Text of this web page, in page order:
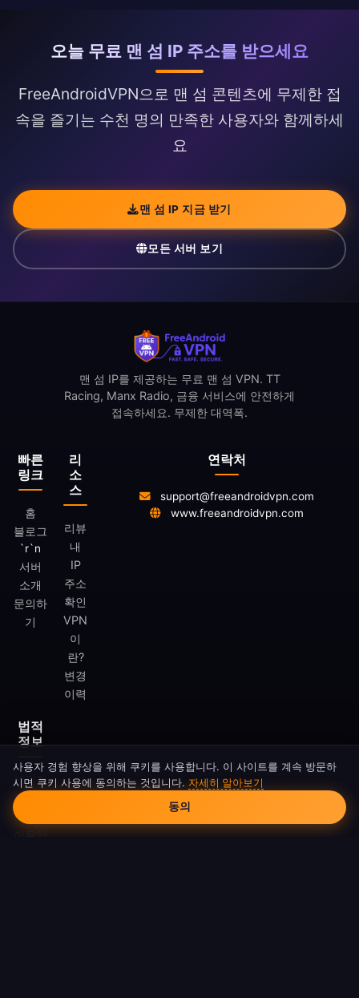
오늘 무료 맨 섬 IP 주소를 받으세요
FreeAndroidVPN으로 맨 섬 콘텐츠에 무제한 접
속을 즐기는 수천 명의 만족한 사용자와 함께하세
요
맨 섬 IP 지금 받기
모든 서버 보기
빠른
링크
홈
블로그
`r`n
서버
소개
문의하
기
리
소
스
리뷰
내
IP
주소
확인
VPN
이
란?
변경
이력
법적
정보
개인정
보처리
방침
이용약
맨 섬 IP를 제공하는 무료 맨 섬 VPN. TT
Racing, Manx Radio, 금융 서비스에 안전하게
접속하세요. 무제한 대역폭.
연락처
support@freeandroidvpn.com
www.freeandroidvpn.com
쿠키 동의
사용자 경험 향상을 위해 쿠키를 사용합니다. 이 사이트를 계속 방문하
시면 쿠키 사용에 동의하는 것입니다. 자세히 알아보기
동의